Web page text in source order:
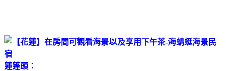
蓮蓬頭：